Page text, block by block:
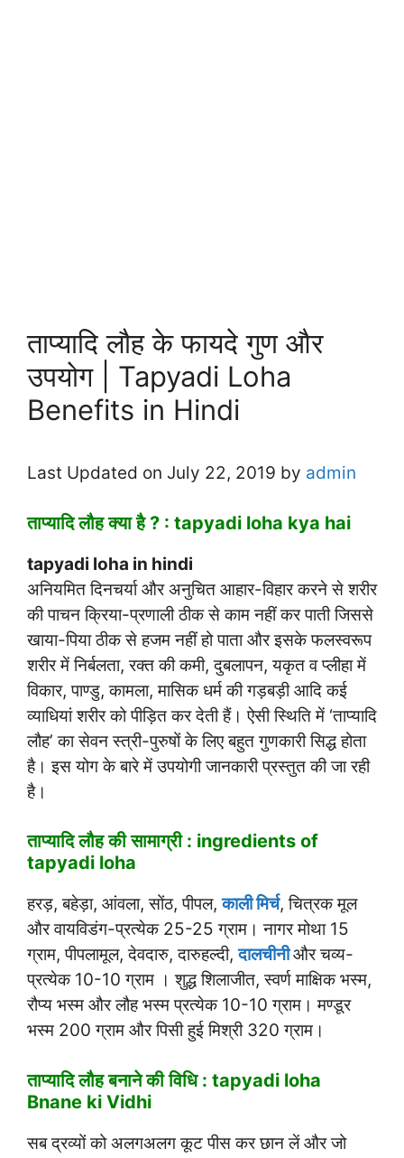
ताप्यादि लौह के फायदे गुण और
उपयोग | Tapyadi Loha
Benefits in Hindi
Last Updated on July 22, 2019 by admin
ताप्यादि लौह क्या है ? : tapyadi loha kya hai
tapyadi loha in hindi
अनियमित दिनचर्या और अनुचित आहार-विहार करने से शरीर
की पाचन क्रिया-प्रणाली ठीक से काम नहीं कर पाती जिससे
खाया-पिया ठीक से हजम नहीं हो पाता और इसके फलस्वरूप
शरीर में निर्बलता, रक्त की कमी, दुबलापन, यकृत व प्लीहा में
विकार, पाण्डु, कामला, मासिक धर्म की गड़बड़ी आदि कई
व्याधियां शरीर को पीड़ित कर देती हैं। ऐसी स्थिति में ‘ताप्यादि
लौह’ का सेवन स्त्री-पुरुषों के लिए बहुत गुणकारी सिद्ध होता
है। इस योग के बारे में उपयोगी जानकारी प्रस्तुत की जा रही
है।
ताप्यादि लौह की सामाग्री : ingredients of
tapyadi loha
हरड़, बहेड़ा, आंवला, सोंठ, पीपल,काली मिर्च, चित्रक मूल
और वायविडंग-प्रत्येक 25-25 ग्राम। नागर मोथा 15
ग्राम, पीपलामूल, देवदारु, दारुहल्दी,दालचीनीऔर चव्य-
प्रत्येक 10-10 ग्राम । शुद्ध शिलाजीत, स्वर्ण माक्षिक भस्म,
रौप्य भस्म और लौह भस्म प्रत्येक 10-10 ग्राम। मण्डूर
भस्म 200 ग्राम और पिसी हुई मिश्री 320 ग्राम।
ताप्यादि लौह बनाने की विधि : tapyadi loha
Bnane ki Vidhi
सब द्रव्यों को अलगअलग कूट पीस कर छान लें और जो